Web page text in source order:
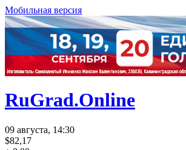
Мобильная версия
RuGrad.Online
09 августа, 14:30
$82,17